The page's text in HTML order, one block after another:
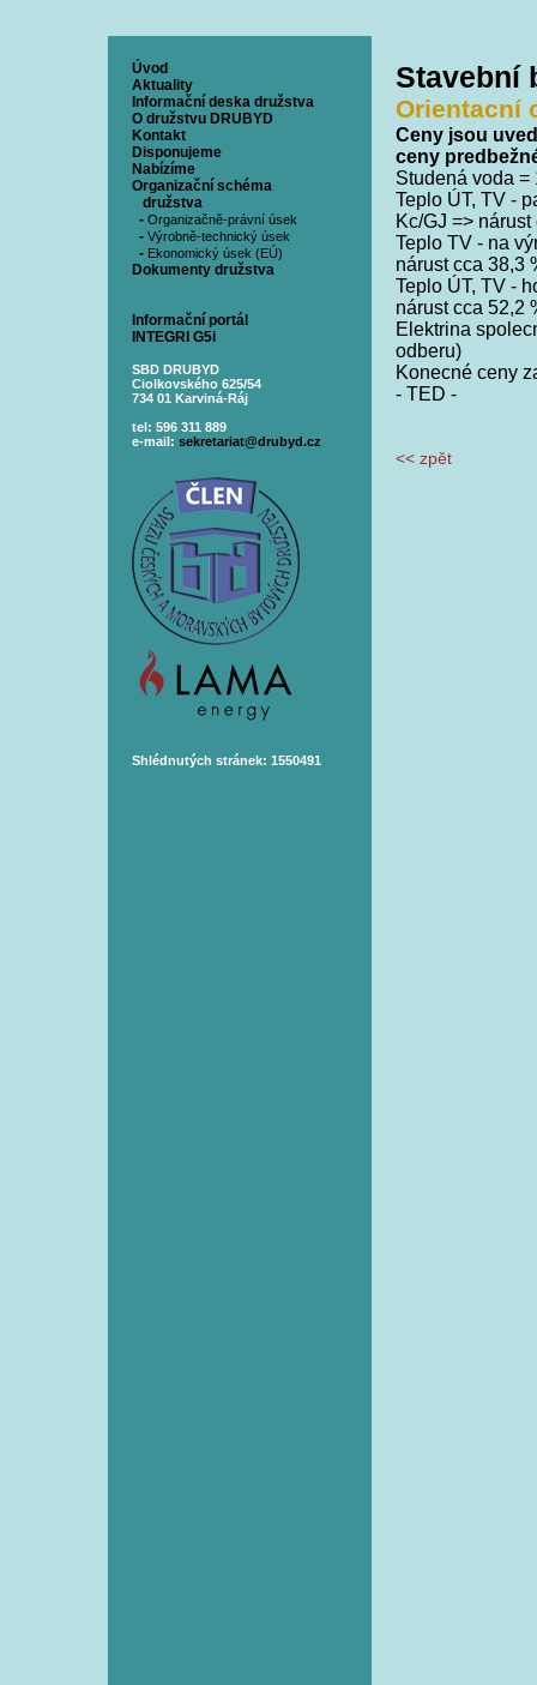
Úvod
Aktuality
Informační deska družstva
O družstvu DRUBYD
Kontakt
Disponujeme
Nabízíme
Organizační schéma
družstva
- Organizačně-právní úsek
- Výrobně-technický úsek
- Ekonomický úsek (EÚ)
Dokumenty družstva
Informační portál
INTEGRI G5i
SBD DRUBYD
Ciolkovského 625/54
734 01 Karviná-Ráj
tel: 596 311 889
e-mail: sekretariat@drubyd.cz
Shlédnutých stránek: 1550491
Stavební
Orientacní
Ceny jsou
ceny
Studená voda =
Teplo ÚT, TV -
Kc/GJ =>
Teplo TV - na
nárust cca 38,3
Teplo ÚT, TV -
nárust cca 52,2
Elektrina
odberu)
Konecné ceny
- TED -
<< zpět